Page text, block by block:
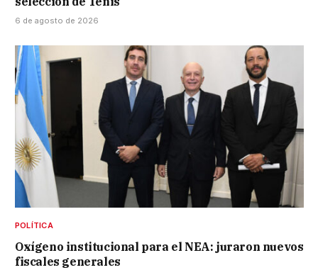
6 de agosto de 2026
POLÍTICA
Oxígeno institucional para el NEA: juraron nuevos
fiscales generales